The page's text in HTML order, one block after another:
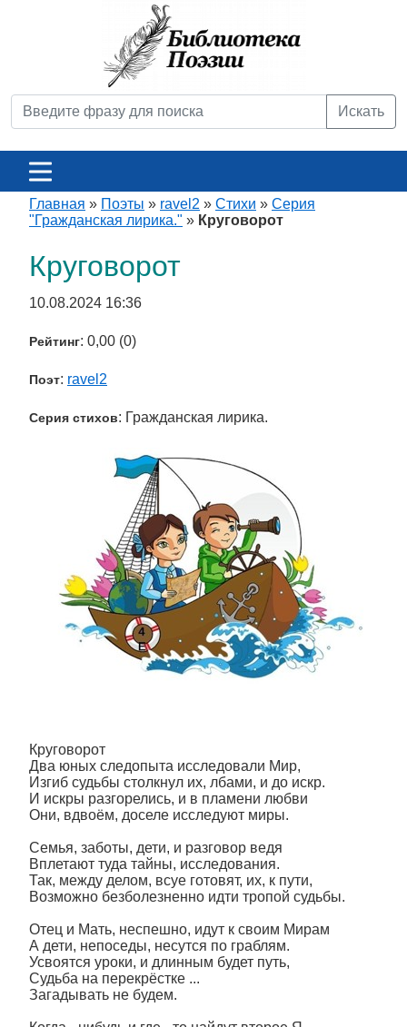
Искать
Главная » Поэты » ravel2 » Стихи » Серия
"Гражданская лирика." » Круговорот
Круговорот
10.08.2024 16:36
Рейтинг: 0,00 (0)
Поэт: ravel2
Серия стихов: Гражданская лирика.
Круговорот
Два юных следопыта исследовали Мир,
Изгиб судьбы столкнул их, лбами, и до искр.
И искры разгорелись, и в пламени любви
Они, вдвоём, доселе исследуют миры.
Семья, заботы, дети, и разговор ведя
Вплетают туда тайны, исследования.
Так, между делом, всуе готовят, их, к пути,
Возможно безболезненно идти тропой судьбы.
Отец и Мать, неспешно, идут к своим Мирам
А дети, непоседы, несутся по граблям.
Усвоятся уроки, и длинным будет путь,
Судьба на перекрёстке ...
Загадывать не будем.